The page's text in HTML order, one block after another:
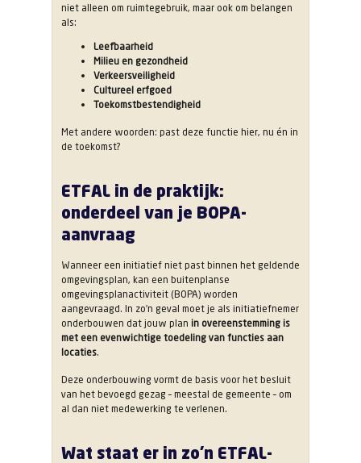
niet alleen om ruimtegebruik, maar ook om belangen
als:
Leefbaarheid
Milieu en gezondheid
Verkeersveiligheid
Cultureel erfgoed
Toekomstbestendigheid
Met andere woorden: past deze functie hier, nu én in
de toekomst?
ETFAL in de praktijk:
onderdeel van je BOPA-
aanvraag
Wanneer een initiatief niet past binnen het geldende
omgevingsplan, kan een buitenplanse
omgevingsplanactiviteit (BOPA) worden
aangevraagd. In zo’n geval moet je als initiatiefnemer
onderbouwen dat jouw plan in overeenstemming is
met een evenwichtige toedeling van functies aan
locaties.
Deze onderbouwing vormt de basis voor het besluit
van het bevoegd gezag – meestal de gemeente – om
al dan niet medewerking te verlenen.
Wat staat er in zo’n ETFAL-